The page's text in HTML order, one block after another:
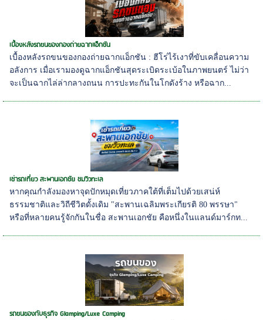
เบื้องหลังรถขนของกองถ่ายฉากแอ็กชัน
เบื้องหลังรถขนของกองถ่ายฉากแอ็กชัน : ฮีโร่ไร้เงาที่ขับเคลื่อนความ
อลังการ เมื่อเรามองดูฉากแอ็กชันสุดระเบิดระเบ้อในภาพยนตร์ ไม่ว่า
จะเป็นฉากไล่ล่ากลางถนน การปะทะกันในโกดังร้าง หรือฉาก...
เช่ารถเที่ยว สะพานเอกชัย ชมวิวทะเล
หากคุณกำลังมองหาจุดปักหมุดเที่ยวภาคใต้ที่เต็มไปด้วยเสน่ห์
ธรรมชาติและวิถีชีวิตดั้งเดิม "สะพานเฉลิมพระเกียรติ 80 พรรษา"
หรือที่หลายคนรู้จักกันในชื่อ สะพานเอกชัย คือหนึ่งในแลนด์มาร์กท...
รถขนของกับธุรกิจ Glamping/Luxe Camping